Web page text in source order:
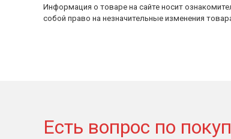
Информация о товаре на сайте носит
собой право на незначительные изменения
Есть вопрос по